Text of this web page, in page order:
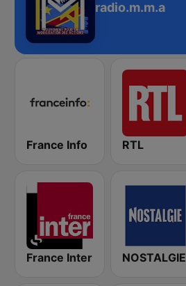
radio.m.m.a
France Info RTL
France Inter NOSTALGIE